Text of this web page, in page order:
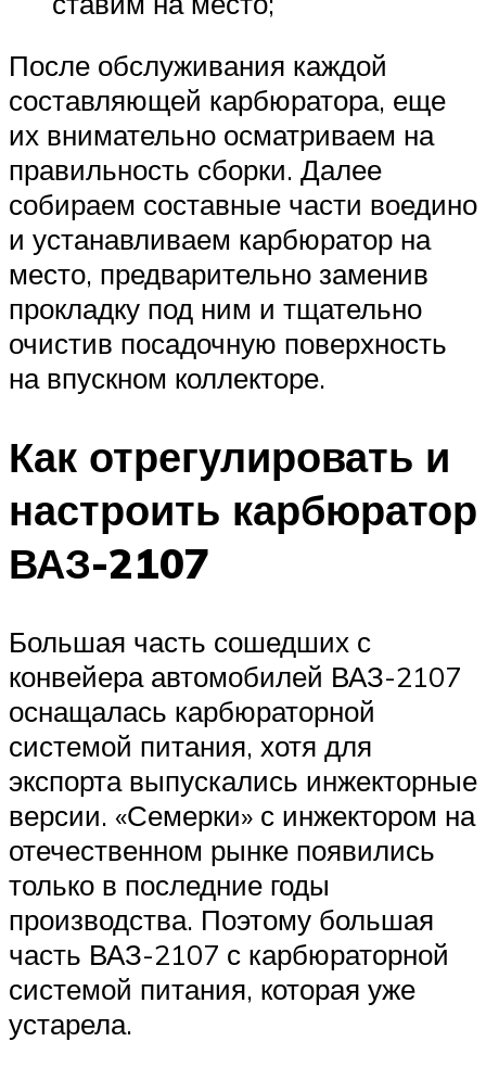
После обслуживания каждой
составляющей карбюратора, еще
их внимательно осматриваем на
правильность сборки. Далее
собираем составные части воедино
и устанавливаем карбюратор на
место, предварительно заменив
прокладку под ним и тщательно
очистив посадочную поверхность
на впускном коллекторе.
Как отрегулировать и
настроить карбюратор
ВАЗ-2107
Большая часть сошедших с
конвейера автомобилей ВАЗ-2107
оснащалась карбюраторной
системой питания, хотя для
экспорта выпускались инжекторные
версии. «Семерки» с инжектором на
отечественном рынке появились
только в последние годы
производства. Поэтому большая
часть ВАЗ-2107 с карбюраторной
системой питания, которая уже
устарела.